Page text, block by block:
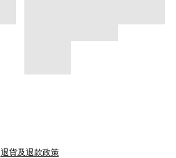
退貨及退款政策